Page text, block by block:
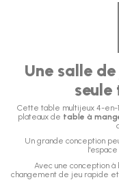
Une salle
Cette table multijeux 4-en-
plateaux de table à
Un grande conception
Avec une conception
changement de jeu rapide et